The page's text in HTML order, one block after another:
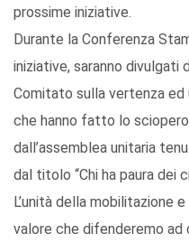
prossime iniziative.
Durante la Conferenza
iniziative, saranno divulgati
Comitato sulla vertenza
che hanno fatto lo
dall’assemblea unitaria
dal titolo “Chi ha paura dei
L’unità della mobilitazione
valore che difenderemo ad